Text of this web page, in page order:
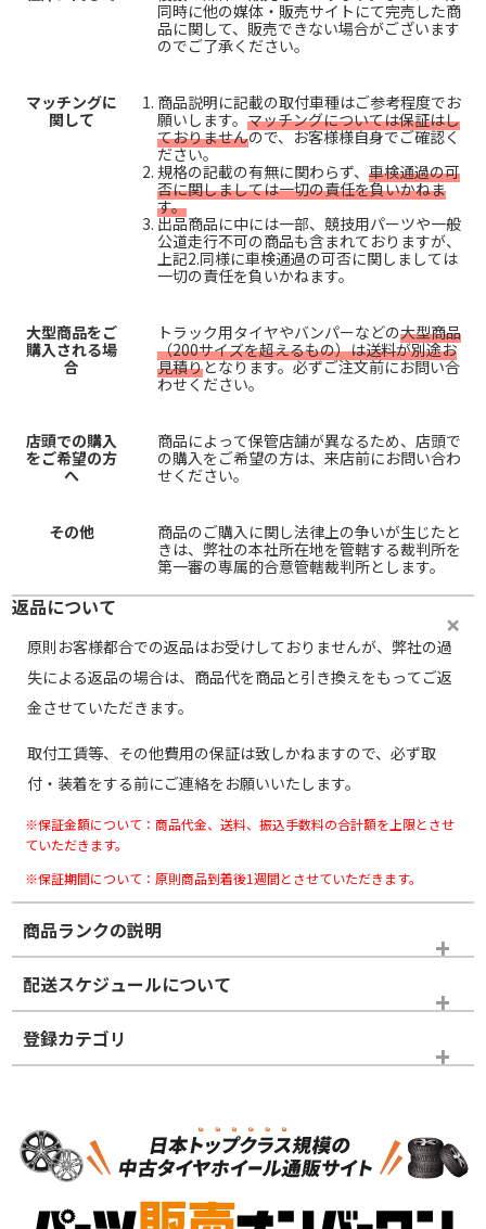
同時に他の媒体・販売サイトにて完売した商
品に関して、販売できない場合がございます
のでご了承ください。
マッチングに
関して
商品説明に記載の取付車種はご参考程度でお
願いします。 マッチングについては保証はし
ておりませんので、お客様様自身でご確認く
ださい。
規格の記載の有無に関わらず、 車検通過の可
否に関しましては一切の責任を負いかねま
す。
出品商品に中には一部、競技用パーツや一般
公道走行不可の商品も含まれておりますが、
上記2.同様に車検通過の可否に関しましては
一切の責任を負いかねます。
大型商品をご
購入される場
合
トラック用タイヤやバンパーなどの大型商品
（200サイズを超えるもの）は送料が別途お
見積りとなります。必ずご注文前にお問い合
わせください。
店頭での購入
をご希望の方
へ
商品によって保管店舗が異なるため、店頭で
の購入をご希望の方は、来店前にお問い合わ
せください。
その他
商品のご購入に関し法律上の争いが生じたと
きは、弊社の本社所在地を管轄する裁判所を
第一審の専属的合意管轄裁判所とします。
返品について
原則お客様都合での返品はお受けしておりませんが、弊社の過
失による返品の場合は、商品代を商品と引き換えをもってご返
金させていただきます。
取付工賃等、その他費用の保証は致しかねますので、必ず取
付・装着をする前にご連絡をお願いいたします。
※保証金額について：商品代金、送料、振込手数料の合計額を上限とさせ
ていただきます。
※保証期間について：原則商品到着後1週間とさせていただきます。
商品ランクの説明
※商品ランクは出品者の主観により判断しておりますので、あら
かじめご了承ください。
ホイールランク
S
品）
S
新車外し品（新古
付き
配送スケジュールについて
登録カテゴリ
スタッドレスタイヤホイールセット